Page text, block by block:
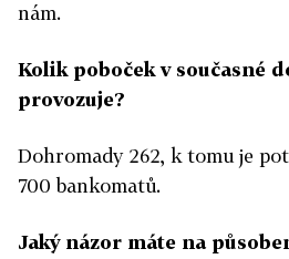
nám.
Kolik poboček v současné
provozuje?
Dohromady 262, k tomu je
700 bankomatů.
Jaký názor máte na